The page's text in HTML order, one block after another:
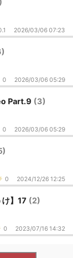
2026/03/06 07:23
0 2026/03/06 05:29
Part.9 (3)
0 2026/03/06 05:29
0 2024/12/26 12:25
け】17 (2)
0 2023/07/16 14:32